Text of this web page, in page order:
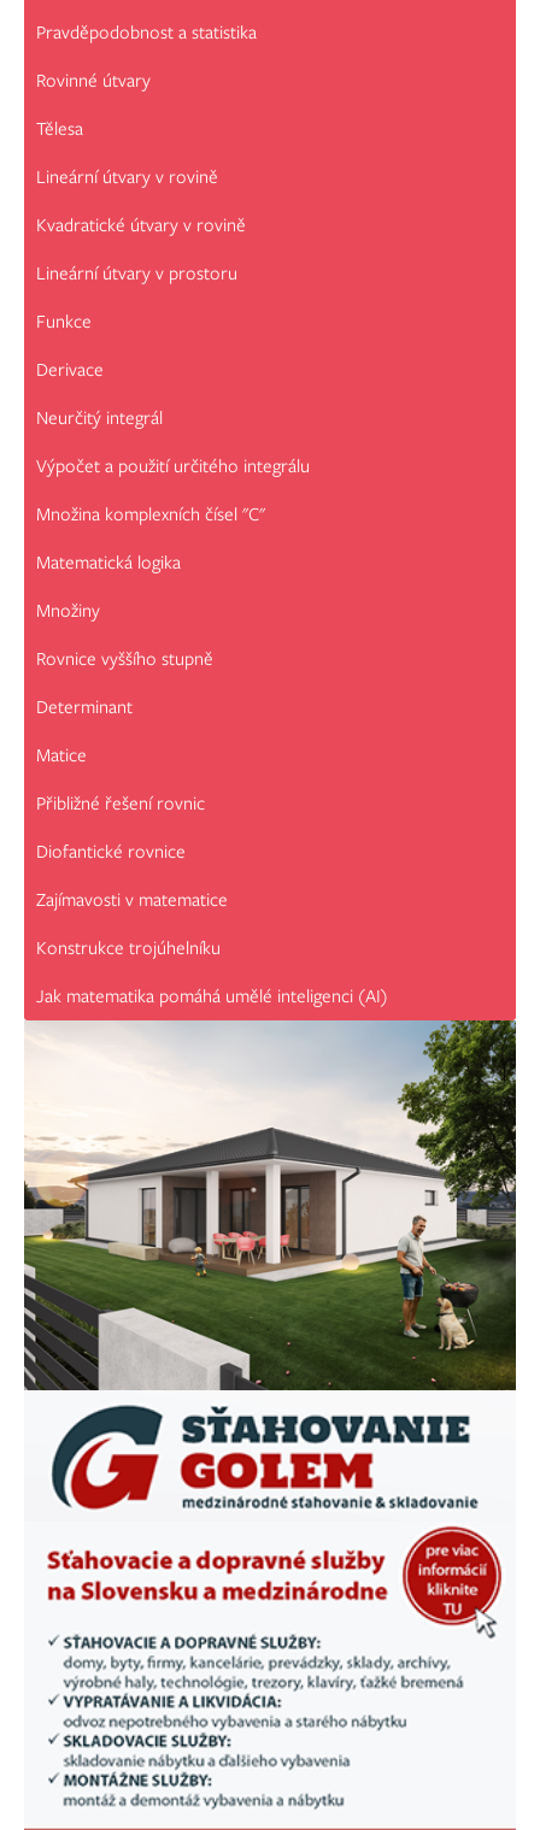
Pravděpodobnost a statistika
Rovinné útvary
Tělesa
Lineární útvary v rovině
Kvadratické útvary v rovině
Lineární útvary v prostoru
Funkce
Derivace
Neurčitý integrál
Výpočet a použití určitého integrálu
Množina komplexních čísel "C"
Matematická logika
Množiny
Rovnice vyššího stupně
Determinant
Matice
Přibližné řešení rovnic
Diofantické rovnice
Zajímavosti v matematice
Konstrukce trojúhelníku
Jak matematika pomáhá umělé inteligenci (AI)